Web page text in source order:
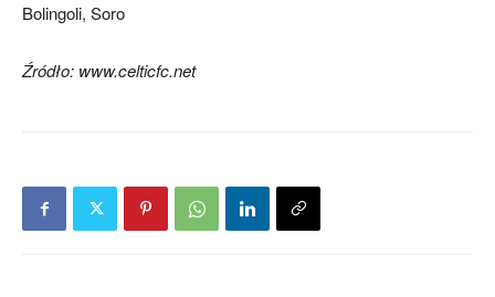
Bolingoli, Soro
Źródło: www.celticfc.net